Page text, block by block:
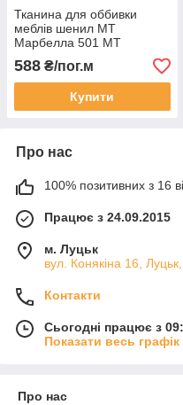
Тканина для оббивки
меблів шенил МТ
Марбелла 501 MT
Marbella 501
588 ₴/пог.м
Купити
Про нас
100% позитивних з 16
Працює з 24.09.2015
м. Луцьк
вул. Конякіна 16,
Контакти
Сьогодні працює з
Показати весь
Про нас